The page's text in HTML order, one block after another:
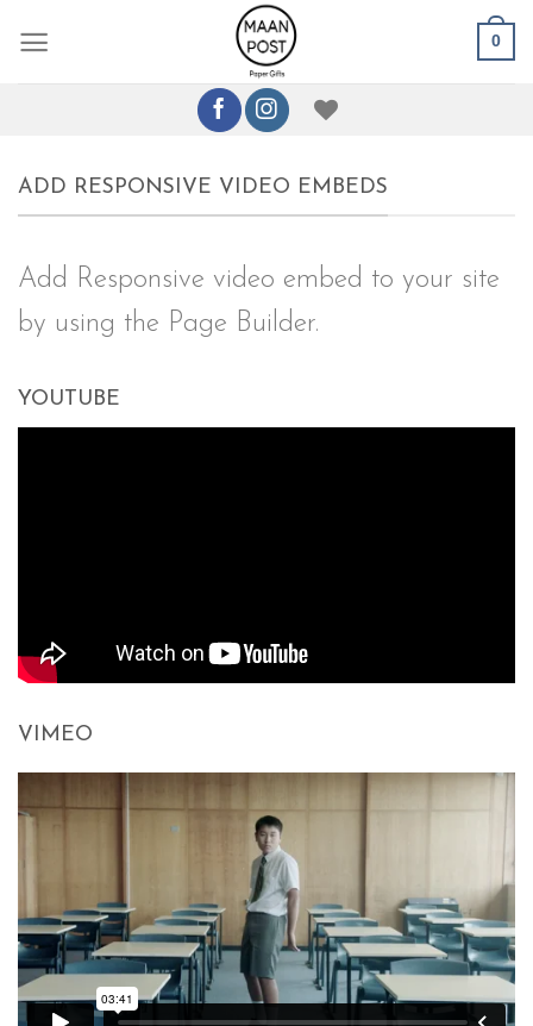
naar
inhoud
0
ADD RESPONSIVE VIDEO EMBEDS
Add Responsive video embed to your site
by using the Page Builder.
YOUTUBE
VIMEO